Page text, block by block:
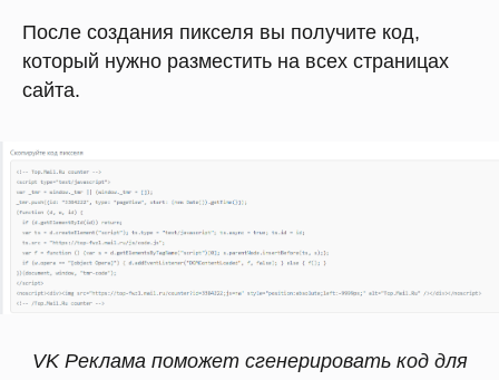
После создания пикселя вы получите код,
который нужно разместить на всех страницах
сайта.
VK Реклама поможет сгенерировать код для